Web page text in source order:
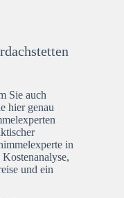
Sie auch
hier genau
in
und ein